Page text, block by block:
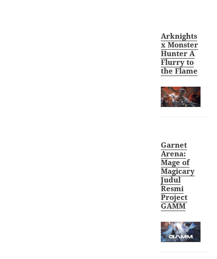
Arknights
x Monster
Hunter A
Flurry to
the Flame
Garnet
Arena:
Mage of
Magicary
Judul
Resmi
Project
GAMM